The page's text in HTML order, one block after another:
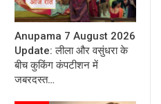
Anupama 7 August 2026
Update: लीला और वसुंधरा के
बीच कुकिंग कंपटीशन में
जबरदस्त…